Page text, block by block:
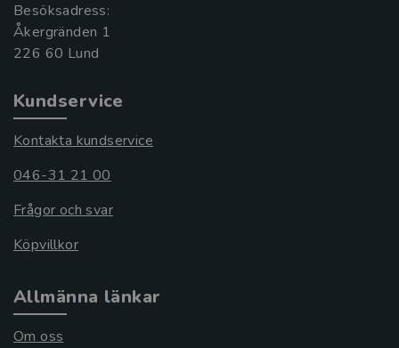
Besöksadress:
Åkergränden 1
Kundservice
Kontakta kundservice
046-31 21 00
Frågor och svar
Köpvillkor
Allmänna länkar
Om oss